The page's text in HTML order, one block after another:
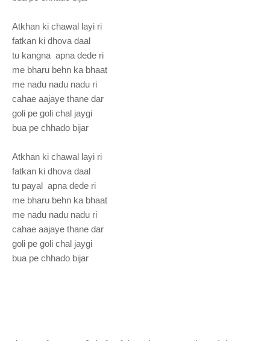
Atkhan ki chawal layi ri
fatkan ki dhova daal
tu kangna apna dede ri
me bharu behn ka bhaat
me nadu nadu nadu ri
cahae aajaye thane dar
goli pe goli chal jaygi
bua pe chhado bijar
Atkhan ki chawal layi ri
fatkan ki dhova daal
tu payal apna dede ri
me bharu behn ka bhaat
me nadu nadu nadu ri
cahae aajaye thane dar
goli pe goli chal jaygi
bua pe chhado bijar